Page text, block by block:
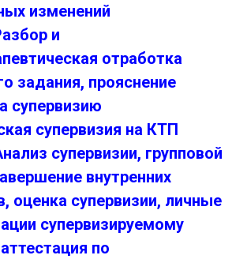
изменений
и
отработка
задания, прояснение
супервизию
супервизия на КТП
супервизии, групповой
внутренних
оценка супервизии, личные
супервизируемому
по